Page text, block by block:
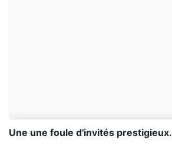
Une une foule d'invités prestigieux.